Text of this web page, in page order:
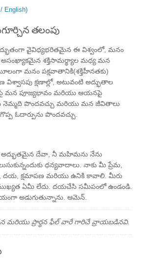
తలంపు
వైవిధ్యభరితమైన ఈ విశ్వంలో, మనం
శక్తిసామర్థ్యాల మధ్య మన
మనం పక్షవాతానికి(శక్తిహీనతకు)
క్షణాల్లో, అటువంటి అద్భుతాల
మన పూజ్యభావం మరియు ఆయనపై
పొందవచ్చు మరియు మన జీవితాలు
ఓదార్పును పొందవచ్చు.
అద్భుతమైన దేవా, నీ మహిమను నేను
ధన్యవాదాలు. నాకు మీ ప్రేమ,
దయ, క్షమాపణ మరియు ఉనికి కావాలి. మీరు
ఏమీ లేదు. దయచేసి సమీపంలో ఉండండి.
అడుగుతున్నాను. ఆమెన్.
ప్రార్థన ఫీల్ వారే గారిచే వ్రాయబడినవి.